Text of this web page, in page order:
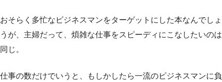
おそらく多忙なビジネスマンをターゲットにした本なんでしょ
うが、主婦だって、煩雑な仕事をスピーディにこなしたいのは
同じ。
仕事の数だけでいうと、もしかしたら一流のビジネスマンに負